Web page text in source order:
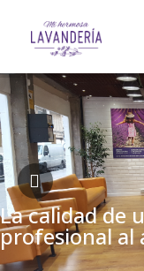
La calidad de
profesional al